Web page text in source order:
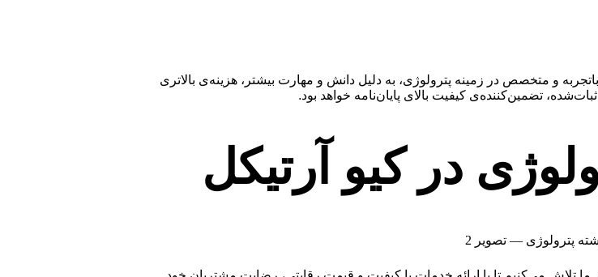
و متخصص در زمینه پترولوژی، به دلیل دانش و مهارت بیشتر، هزینه‌ی بالاتری
تضمین‌کننده‌ی کیفیت بالای پایان‌نامه خواهد بود.
در کیو آرتیکل